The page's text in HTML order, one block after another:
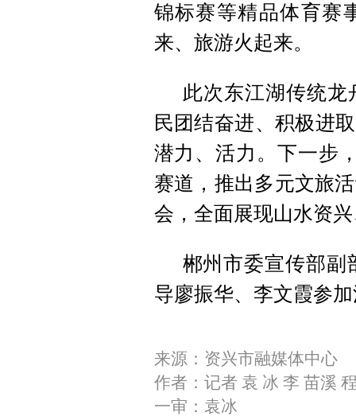
锦标赛等精品体育赛
来、旅游火起来。
此次东江湖传统
民团结奋进、积极进
潜力、活力。下一步
赛道，推出多元文旅
会，全面展现山水资
郴州市委宣传部副
导廖振华、李文霞参
来源：资兴市融媒体中心
作者：记者 袁 冰 李 苗溪
一审：袁冰